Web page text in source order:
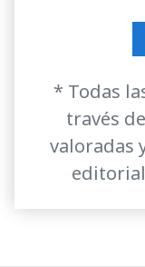
* Todas
través
valoradas
editorial